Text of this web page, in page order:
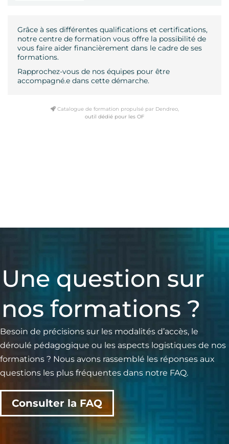
Grâce à ses différentes qualifications et certifications,
notre centre de formation vous offre la possibilité de
vous faire aider financièrement dans le cadre de ses
formations.
Rapprochez-vous de nos équipes pour être
accompagné.e dans cette démarche.
Catalogue de formation propulsé par Dendreo,
outil dédié pour les OF
Une question sur
nos formations ?
Besoin de précisions sur les modalités d’accès, le
déroulé pédagogique ou les aspects logistiques de nos
formations ? Nous avons rassemblé les réponses aux
questions les plus fréquentes dans notre FAQ.
Consulter la FAQ